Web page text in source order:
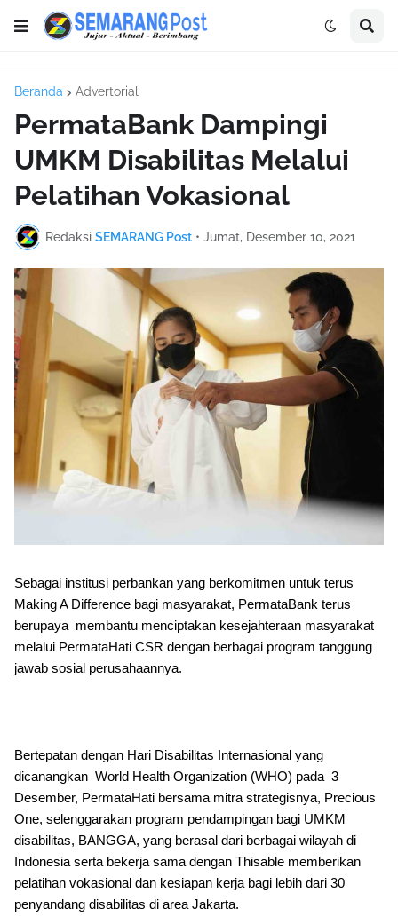
Beranda Advertorial
PermataBank Dampingi
UMKM Disabilitas Melalui
Pelatihan Vokasional
Redaksi SEMARANG Post • Jumat, Desember 10, 2021
Sebagai institusi perbankan yang berkomitmen untuk terus
Making A Difference bagi masyarakat, PermataBank terus
berupaya membantu menciptakan kesejahteraan masyarakat
melalui PermataHati CSR dengan berbagai program tanggung
jawab sosial perusahaannya.
Bertepatan dengan Hari Disabilitas Internasional yang
dicanangkan World Health Organization (WHO) pada 3
Desember, PermataHati bersama mitra strategisnya, Precious
One, selenggarakan program pendampingan bagi UMKM
disabilitas, BANGGA, yang berasal dari berbagai wilayah di
Indonesia serta bekerja sama dengan Thisable memberikan
pelatihan vokasional dan kesiapan kerja bagi lebih dari 30
penyandang disabilitas di area Jakarta.